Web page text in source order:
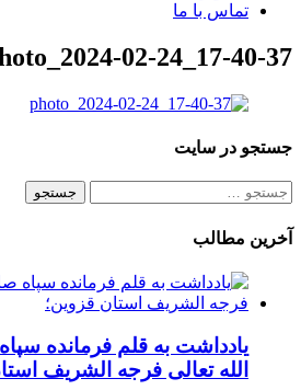
تماس با ما
02-24_17-40-37
جستجو در سایت
جستجو
آخرین مطالب
یادداشت به قلم فرمانده
الله تعالی فرجه الشریف